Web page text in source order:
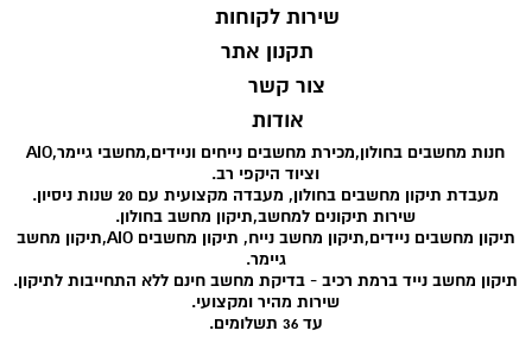
צור קשר
אודות
תקנון אתר
שירות לקוחות
חנות מחשבים בחולון,מכירת מחשבים נייחים וניידים,מחשבי גיימר,AIO
וציוד היקפי רב.
מעבדת תיקון מחשבים בחולון, מעבדה מקצועית עם 20 שנות ניסיון.
שירות תיקונים למחשב,תיקון מחשב בחולון.
תיקון מחשבים ניידים,תיקון מחשב נייח, תיקון מחשבים AIO,תיקון מחשב
גיימר.
תיקון מחשב נייד ברמת רכיב - בדיקת מחשב חינם ללא התחייבות לתיקון.
שירות מהיר ומקצועי.
עד 36 תשלומים.